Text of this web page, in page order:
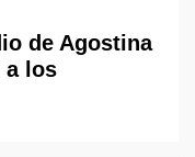
de Agostina
a los